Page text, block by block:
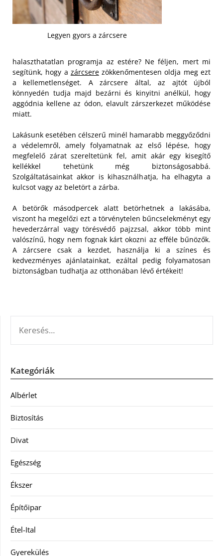
Legyen gyors a zárcsere
halaszthatatlan programja az estére? Ne féljen, mert mi
segítünk, hogy a zárcserezökkenőmentesen oldja meg ezt
a kellemetlenséget. A zárcsere által, az ajtót újból
könnyedén tudja majd bezárni és kinyitni anélkül, hogy
aggódnia kellene az ódon, elavult zárszerkezet működése
miatt.
Lakásunk esetében célszerű minél hamarabb meggyőződni
a védelemről, amely folyamatnak az első lépése, hogy
megfelelő zárat szereltetünk fel, amit akár egy kisegítő
kellékkel tehetünk még biztonságosabbá.
Szolgáltatásainkat akkor is kihasználhatja, ha elhagyta a
kulcsot vagy az beletört a zárba.
A betörők másodpercek alatt betörhetnek a lakásába,
viszont ha megelőzi ezt a törvénytelen bűncselekményt egy
hevederzárral vagy törésvédő pajzzsal, akkor több mint
valószínű, hogy nem fognak kárt okozni az efféle bűnözők.
A zárcsere csak a kezdet, használja ki a színes és
kedvezményes ajánlatainkat, ezáltal pedig folyamatosan
biztonságban tudhatja az otthonában lévő értékeit!
Kategóriák
Albérlet
Biztosítás
Divat
Egészség
Ékszer
Építőipar
Étel-Ital
Gyerekülés